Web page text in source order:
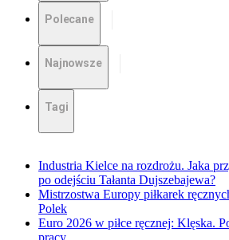
Polecane
Najnowsze
Tagi
Industria Kielce na rozdrożu. Jaka
po odejściu Tałanta Dujszebajewa?
Mistrzostwa Europy piłkarek
Polek
Euro 2026 w piłce ręcznej: Klęska.
pracy